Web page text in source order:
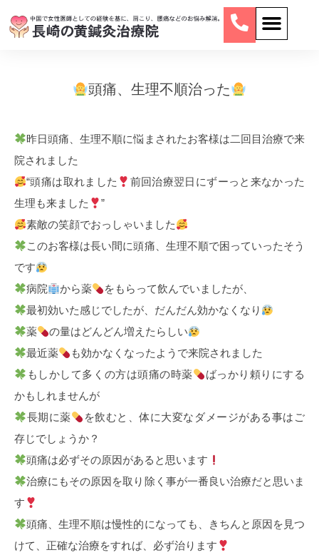
頭痛、生理不順治った
昨日頭痛、生理不順に悩まされたお客様は二回目治療で来
院されました
“頭痛は取れました
前回治療翌日にずーっと来なかった
生理も来ました
”
素敵の笑顔でおっしゃいました
このお客様は長い間に頭痛、生理不順で困っていったそう
です
病院
から薬
をもらって飲んでいましたが、
最初効いた感じでしたが、だんだん効かなくなり
薬
の量はどんどん増えたらしい
最近薬
も効かなくなったようで来院されました
もしかして多くの方は頭痛の時薬
ばっかり頼りにする
かもしれませんが
長期に薬
を飲むと、体に大変なダメージがある事はご
存じでしょうか？
頭痛は必ずその原因があると思います
治療にもその原因を取り除く事が一番良い治療だと思いま
す
頭痛、生理不順は慢性的になっても、きちんと原因を見つ
けて、正確な治療をすれば、必ず治ります